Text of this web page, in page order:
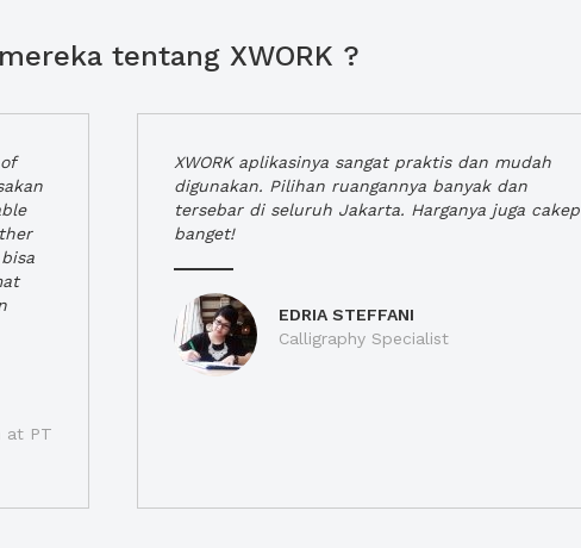
tentang XWORK ?
at PT
XWORK aplikasinya sangat praktis dan mudah
digunakan. Pilihan ruangannya banyak dan
tersebar di seluruh Jakarta. Harganya juga cakep
banget!
EDRIA STEFFANI
Calligraphy Specialist